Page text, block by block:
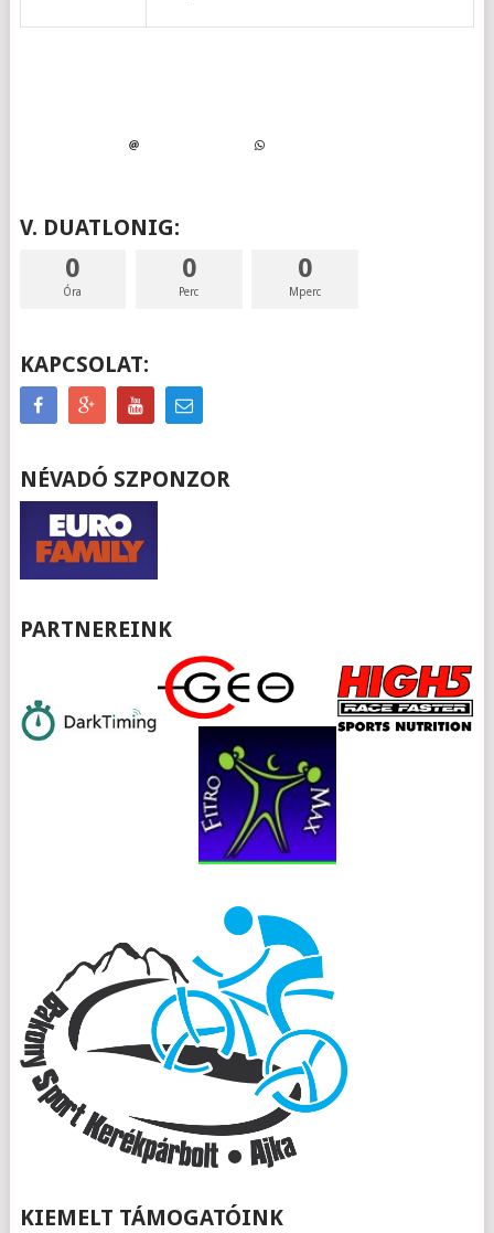
V. DUATLONIG:
0
Óra
0
Perc
0
Mperc
KAPCSOLAT:
NÉVADÓ SZPONZOR
PARTNEREINK
KIEMELT TÁMOGATÓINK